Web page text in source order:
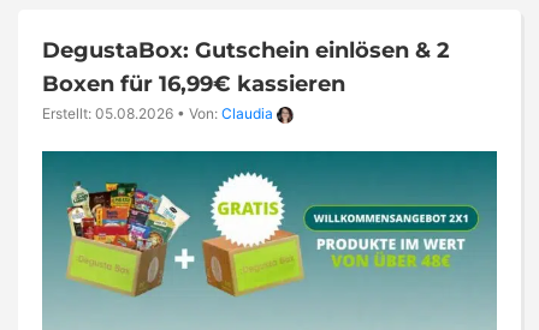
DegustaBox: Gutschein einlösen & 2
Boxen für 16,99€ kassieren
Erstellt: 05.08.2026 • Von: Claudia